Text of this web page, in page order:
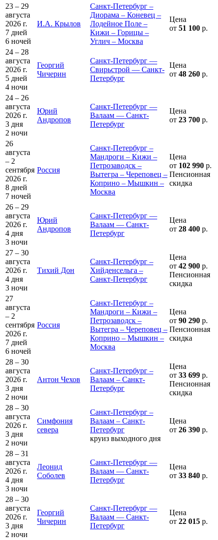
23 – 29
августа
2026 г.
7 дней
6 ночей
И.А. Крылов
Санкт-Петербург –
Диорама – Коневец –
Лодейное Поле –
Кижи – Горицы –
Углич – Москва
Цена
от 51 100 р.
24 – 28
августа
2026 г.
5 дней
4 ночи
Георгий
Чичерин
Санкт-Петербург —
Свирьстрой — Санкт-
Петербург
Цена
от 48 260 р.
24 – 26
августа
2026 г.
3 дня
2 ночи
Юрий
Андропов
Санкт-Петербург —
Валаам — Санкт-
Петербург
Цена
от 23 700 р.
26
августа
– 2
сентября
2026 г.
8 дней
7 ночей
Россия
Санкт-Петербург –
Мандроги – Кижи –
Петрозаводск –
Вытегра – Череповец –
Коприно – Мышкин –
Москва
Цена
от 102 990 р.
Пенсионная
скидка
26 – 29
августа
2026 г.
4 дня
3 ночи
Юрий
Андропов
Санкт-Петербург —
Валаам — Санкт-
Петербург
Цена
от 28 400 р.
27 – 30
августа
2026 г.
4 дня
3 ночи
Тихий Дон
Санкт-Петербург –
Хийденсельга –
Санкт-Петербург
Цена
от 42 900 р.
Пенсионная
скидка
27
августа
– 2
сентября
2026 г.
7 дней
6 ночей
Россия
Санкт-Петербург –
Мандроги – Кижи –
Петрозаводск –
Вытегра – Череповец –
Коприно – Мышкин –
Москва
Цена
от 90 290 р.
Пенсионная
скидка
28 – 30
августа
2026 г.
3 дня
2 ночи
Антон Чехов
Санкт-Петербург –
Валаам – Санкт-
Петербург
Цена
от 33 699 р.
Пенсионная
скидка
28 – 30
августа
2026 г.
3 дня
2 ночи
Симфония
севера
Санкт-Петербург –
Валаам – Санкт-
Петербург
круиз выходного дня
Цена
от 26 390 р.
28 – 31
августа
2026 г.
4 дня
3 ночи
Леонид
Соболев
Санкт-Петербург —
Валаам — Санкт-
Петербург
Цена
от 33 840 р.
28 – 30
августа
2026 г.
3 дня
2 ночи
Георгий
Чичерин
Санкт-Петербург —
Валаам — Санкт-
Петербург
Цена
от 22 015 р.